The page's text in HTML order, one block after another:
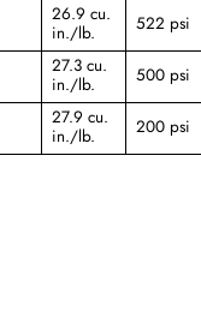
26.9 cu.
in./lb.
522 psi
27.3 cu.
in./lb.
500 psi
27.9 cu.
in./lb.
200 psi